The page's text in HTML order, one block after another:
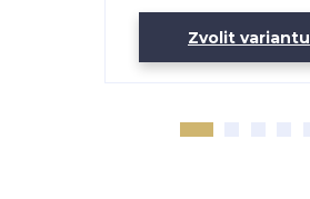
Zvolit variantu